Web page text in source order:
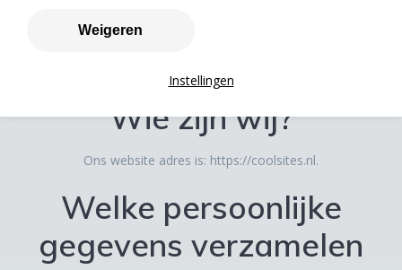
Wie zijn wij?
Ons website adres is: https://coolsites.nl.
Welke persoonlijke
gegevens verzamelen
Weigeren
Instellingen